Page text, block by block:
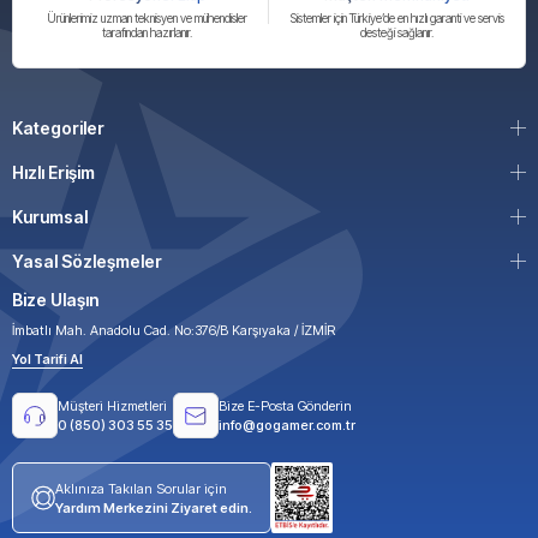
Ürünlerimiz uzman teknisyen ve mühendisler
tarafından hazırlanır.
Sistemler için Türkiye’de en hızlı garanti ve servis
desteği sağlanır.
Kategoriler
Hızlı Erişim
Kurumsal
Yasal Sözleşmeler
Bize Ulaşın
İmbatlı Mah. Anadolu Cad. No:376/B Karşıyaka / İZMİR
Yol Tarifi Al
Müşteri Hizmetleri
0 (850) 303 55 35
Bize E-Posta Gönderin
info@gogamer.com.tr
Aklınıza Takılan Sorular için
Yardım Merkezini Ziyaret edin.